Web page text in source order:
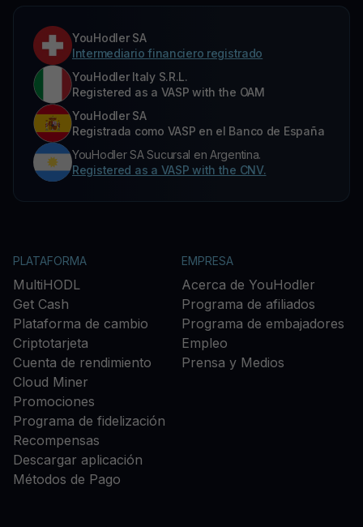
YouHodler SA
Intermediario financiero registrado
YouHodler Italy S.R.L.
Registered as a VASP with the OAM
YouHodler SA
Registrada como VASP en el Banco de España
YouHodler SA Sucursal en Argentina.
Registered as a VASP with the CNV.
PLATAFORMA
MultiHODL
Get Cash
Plataforma de cambio
Criptotarjeta
Cuenta de rendimiento
Cloud Miner
Promociones
Programa de fidelización
Recompensas
Descargar aplicación
Métodos de Pago
EMPRESA
Acerca de YouHodler
Programa de afiliados
Programa de embajadores
Empleo
Prensa y Medios